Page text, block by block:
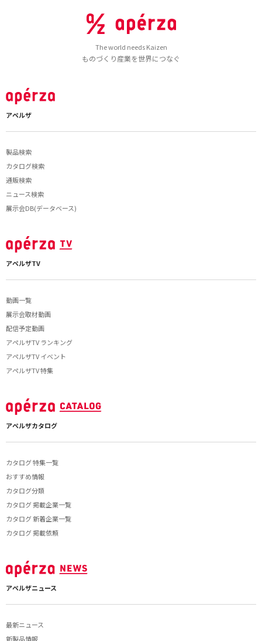
The world needs Kaizen
ものづくり産業を世界につなぐ
アペルザ
製品検索
カタログ検索
通販検索
ニュース検索
展示会DB(データベース)
アペルザTV
動画一覧
展示会取材動画
配信予定動画
アペルザTV ランキング
アペルザTV イベント
アペルザTV 特集
アペルザカタログ
カタログ 特集一覧
おすすめ情報
カタログ分類
カタログ 掲載企業一覧
カタログ 新着企業一覧
カタログ 掲載依頼
アペルザニュース
最新ニュース
新製品情報